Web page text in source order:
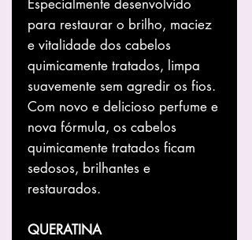
Especialmente desenvolvido
para restaurar o brilho, maciez
e vitalidade dos cabelos
quimicamente tratados, limpa
suavemente sem agredir os fios.
Com novo e delicioso perfume e
nova fórmula, os cabelos
quimicamente tratados ficam
sedosos, brilhantes e
restaurados.
QUERATINA